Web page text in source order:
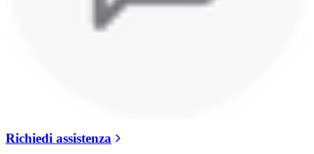
Richiedi assistenza